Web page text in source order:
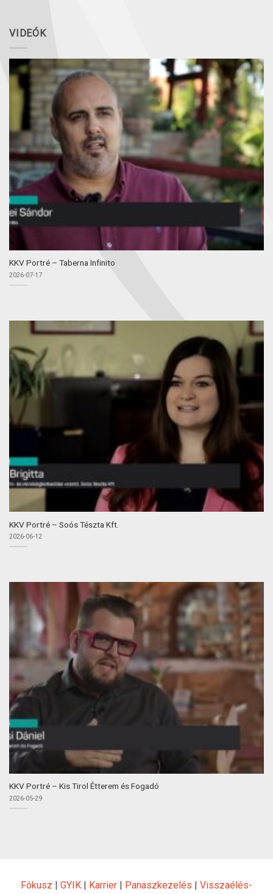
VIDEÓK
KKV Portré – Taberna Infinito
2026-07-17
KKV Portré – Soós Tészta Kft.
2026-06-12
KKV Portré – Kis Tirol Étterem és Fogadó
2026-05-29
Fókusz | GYIK | Karrier | Panaszkezelés | Visszaélés-